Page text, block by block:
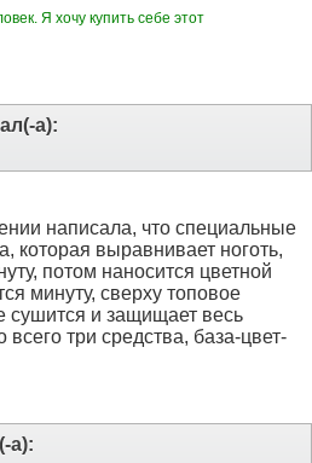
Я хочу купить себе этот
а):
написала, что специальные
которая выравнивает ноготь,
потом наносится цветной
минуту, сверху топовое
сушится и защищает весь
три средства, база-цвет-
а):